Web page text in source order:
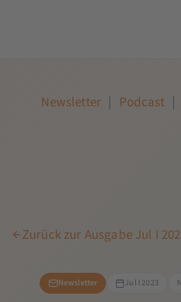
Newsletter | Podcast |
Zurück zur Ausgabe Jul I
Newsletter Jul I 2023